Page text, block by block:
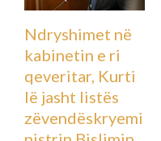
Ndryshimet në
kabinetin e ri
qeveritar, Kurti
lë jasht listës
zëvendëskryemi